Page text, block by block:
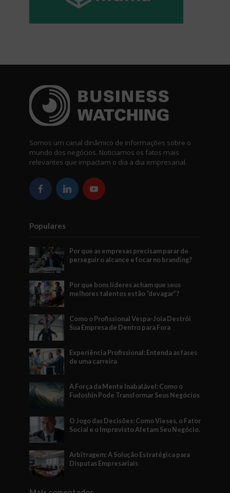
Somos um canal dinâmico de informações sobre o
mundo dos negócios. Noticiamos os fatos mais
relevantes que impactam o dia a dia empresarial.
Populares
Por que as empresas precisam parar de
perseguir o alcance e focar no branding?
Por que bons líderes acham que seus
melhores talentos estão “devagar”?
Como o Profissional Vespa-Joia Destrói
Sua Empresa de Dentro para Fora
Experiência Profissional: Entenda as fases
de uma carreira
A Força da Mente Inabalável: Como o
Fudoshin Pode Transformar Seus Negócios
O Jogo das Decisões: Como Vieses, o Fator
Social e o Imprevisto Afetam Seu Negócio.
Arbitragem: A Solução Estratégica para
Disputas Empresariais